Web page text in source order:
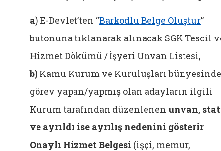
a)E-Devlet’ten “Barkodlu Belge Oluştur”
butonuna tıklanarak alınacak SGK Tescil
Hizmet Dökümü / İşyeri Unvan Listesi,
b) Kamu Kurum ve Kuruluşları bünyesinde
görev yapan/yapmış olan adayların ilgili
Kurum tarafından düzenlenen unvan,
ve ayrıldı ise ayrılış nedenini gösterir
Onaylı Hizmet Belgesi (işçi, memur,